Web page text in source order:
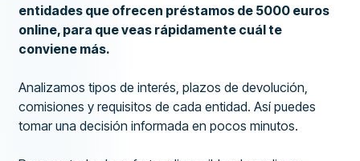
entidades que ofrecen préstamos de 5000 euros
online, para que veas rápidamente cuál te
conviene más.
Analizamos tipos de interés, plazos de devolución,
comisiones y requisitos de cada entidad. Así puedes
tomar una decisión informada en pocos minutos.